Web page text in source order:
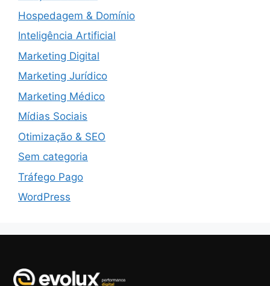
Hospedagem & Domínio
Inteligência Artificial
Marketing Digital
Marketing Jurídico
Marketing Médico
Mídias Sociais
Otimização & SEO
Sem categoria
Tráfego Pago
WordPress